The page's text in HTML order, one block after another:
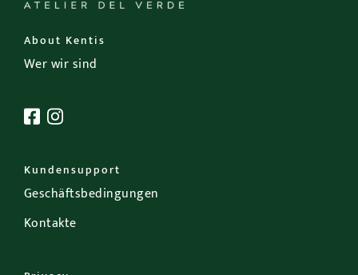
About Kentis
Wer wir sind
Kundensupport
Geschäftsbedingungen
Kontakte